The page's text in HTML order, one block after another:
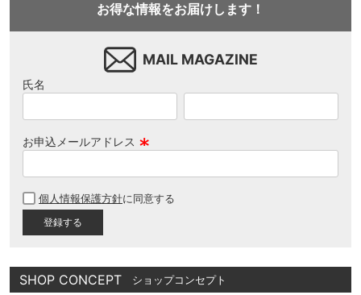
お得な情報をお届けします！
MAIL MAGAZINE
氏名
お申込メールアドレス
須
個人情報保護方針に同意する
SHOP CONCEPT ショップコンセプト